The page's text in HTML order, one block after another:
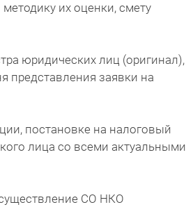
их оценки, смету
юридических лиц (оригинал),
представления заявки на
постановке на налоговый
лица со всеми актуальными
СО НКО